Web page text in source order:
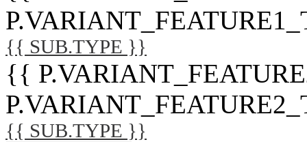
{{ SUB.TYPE }}
{{
{{ SUB.TYPE }}